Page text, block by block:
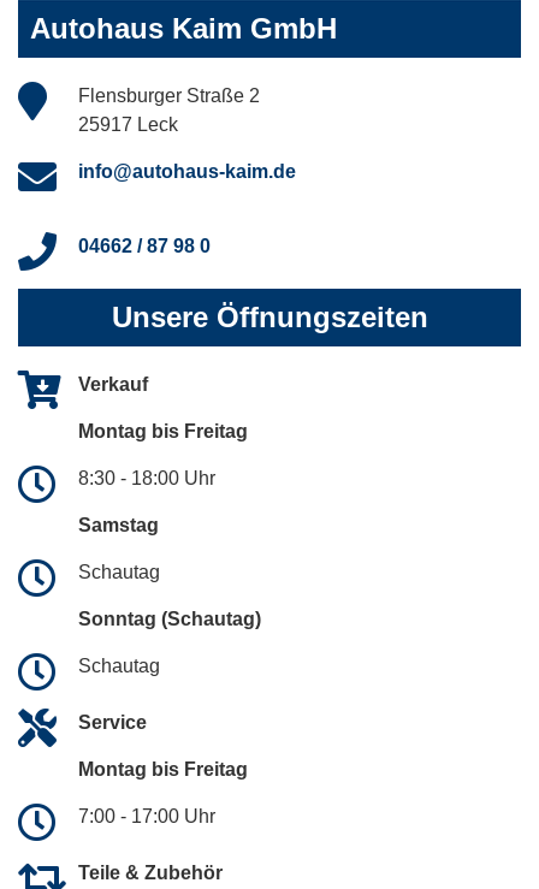
Autohaus Kaim GmbH
Flensburger Straße 2
25917 Leck
info@autohaus-kaim.de
04662 / 87 98 0
Unsere Öffnungszeiten
Verkauf
Montag bis Freitag
8:30 - 18:00 Uhr
Samstag
Schautag
Sonntag (Schautag)
Schautag
Service
Montag bis Freitag
7:00 - 17:00 Uhr
Teile & Zubehör